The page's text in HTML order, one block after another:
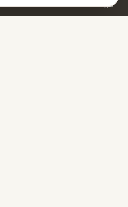
كل الأهداف الصحية